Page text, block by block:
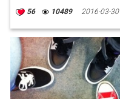
56 10489 2016-03-30